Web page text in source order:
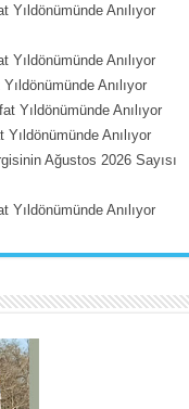
Maskeler...
Yıldönümünde Anılıyor
Yıldönümünde Anılıyor
Anılıyor
Yıldönümünde Anılıyor
Anılıyor
Ağustos 2026 Sayısı
Yıldönümünde Anılıyor